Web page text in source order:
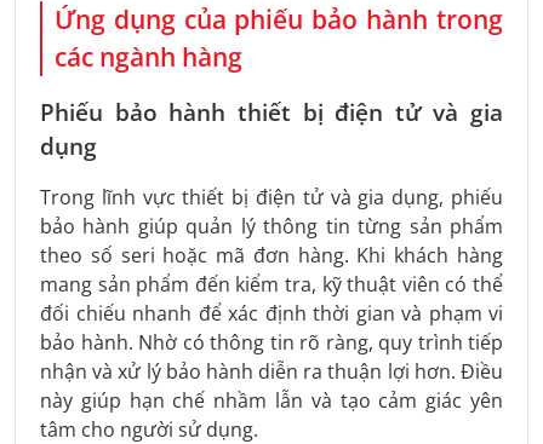
Ứng dụng của phiếu bảo hành trong
các ngành hàng
Phiếu bảo hành thiết bị điện tử và gia
dụng
Trong lĩnh vực thiết bị điện tử và gia dụng, phiếu
bảo hành giúp quản lý thông tin từng sản phẩm
theo số seri hoặc mã đơn hàng. Khi khách hàng
mang sản phẩm đến kiểm tra, kỹ thuật viên có thể
đối chiếu nhanh để xác định thời gian và phạm vi
bảo hành. Nhờ có thông tin rõ ràng, quy trình tiếp
nhận và xử lý bảo hành diễn ra thuận lợi hơn. Điều
này giúp hạn chế nhầm lẫn và tạo cảm giác yên
tâm cho người sử dụng.